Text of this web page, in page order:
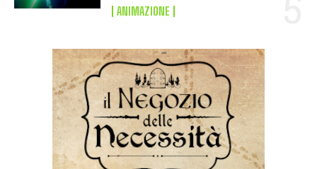
ANIMAZIONE